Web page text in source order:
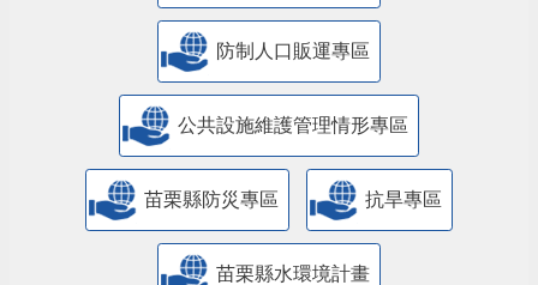
防制人口販運專區
​公共設施維護管理情形專區
苗栗縣防災專區 抗旱專區
苗栗縣水環境計畫